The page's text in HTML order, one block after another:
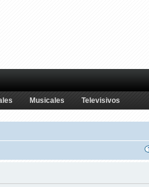
Musicales Televisivos